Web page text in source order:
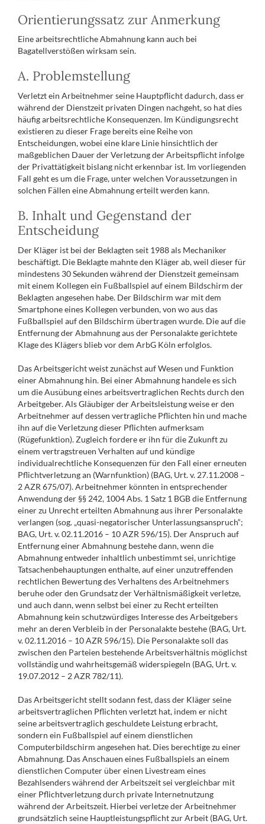
Orientierungssatz zur Anmerkung
Eine arbeitsrechtliche Abmahnung kann auch bei
Bagatellverstößen wirksam sein.
A. Problemstellung
Verletzt ein Arbeitnehmer seine Hauptpflicht dadurch, dass er
während der Dienstzeit privaten Dingen nachgeht, so hat dies
häufig arbeitsrechtliche Konsequenzen. Im Kündigungsrecht
existieren zu dieser Frage bereits eine Reihe von
Entscheidungen, wobei eine klare Linie hinsichtlich der
maßgeblichen Dauer der Verletzung der Arbeitspflicht infolge
der Privattätigkeit bislang nicht erkennbar ist. Im vorliegenden
Fall geht es um die Frage, unter welchen Voraussetzungen in
solchen Fällen eine Abmahnung erteilt werden kann.
B. Inhalt und Gegenstand der
Entscheidung
Der Kläger ist bei der Beklagten seit 1988 als Mechaniker
beschäftigt. Die Beklagte mahnte den Kläger ab, weil dieser für
mindestens 30 Sekunden während der Dienstzeit gemeinsam
mit einem Kollegen ein Fußballspiel auf einem Bildschirm der
Beklagten angesehen habe. Der Bildschirm war mit dem
Smartphone eines Kollegen verbunden, von wo aus das
Fußballspiel auf den Bildschirm übertragen wurde. Die auf die
Entfernung der Abmahnung aus der Personalakte gerichtete
Klage des Klägers blieb vor dem ArbG Köln erfolglos.
Das Arbeitsgericht weist zunächst auf Wesen und Funktion
einer Abmahnung hin. Bei einer Abmahnung handele es sich
um die Ausübung eines arbeitsvertraglichen Rechts durch den
Arbeitgeber. Als Gläubiger der Arbeitsleistung weise er den
Arbeitnehmer auf dessen vertragliche Pflichten hin und mache
ihn auf die Verletzung dieser Pflichten aufmerksam
(Rügefunktion). Zugleich fordere er ihn für die Zukunft zu
einem vertragstreuen Verhalten auf und kündige
individualrechtliche Konsequenzen für den Fall einer erneuten
Pflichtverletzung an (Warnfunktion) (BAG, Urt. v. 27.11.2008 –
2 AZR 675/07). Arbeitnehmer könnten in entsprechender
Anwendung der §§ 242, 1004 Abs. 1 Satz 1 BGB die Entfernung
einer zu Unrecht erteilten Abmahnung aus ihrer Personalakte
verlangen (sog. „quasi-negatorischer Unterlassungsanspruch“;
BAG, Urt. v. 02.11.2016 – 10 AZR 596/15). Der Anspruch auf
Entfernung einer Abmahnung bestehe dann, wenn die
Abmahnung entweder inhaltlich unbestimmt sei, unrichtige
Tatsachenbehauptungen enthalte, auf einer unzutreffenden
rechtlichen Bewertung des Verhaltens des Arbeitnehmers
beruhe oder den Grundsatz der Verhältnismäßigkeit verletze,
und auch dann, wenn selbst bei einer zu Recht erteilten
Abmahnung kein schutzwürdiges Interesse des Arbeitgebers
mehr an deren Verbleib in der Personalakte bestehe (BAG, Urt.
v. 02.11.2016 – 10 AZR 596/15). Die Personalakte soll das
zwischen den Parteien bestehende Arbeitsverhältnis möglichst
vollständig und wahrheitsgemäß widerspiegeln (BAG, Urt. v.
19.07.2012 – 2 AZR 782/11).
Das Arbeitsgericht stellt sodann fest, dass der Kläger seine
arbeitsvertraglichen Pflichten verletzt hat, indem er nicht
seine arbeitsvertraglich geschuldete Leistung erbracht,
sondern ein Fußballspiel auf einem dienstlichen
Computerbildschirm angesehen hat. Dies berechtige zu einer
Abmahnung. Das Anschauen eines Fußballspiels an einem
dienstlichen Computer über einen Livestream eines
Bezahlsenders während der Arbeitszeit sei vergleichbar mit
einer Pflichtverletzung durch private Internetnutzung
während der Arbeitszeit. Hierbei verletze der Arbeitnehmer
grundsätzlich seine Hauptleistungspflicht zur Arbeit (BAG, Urt.